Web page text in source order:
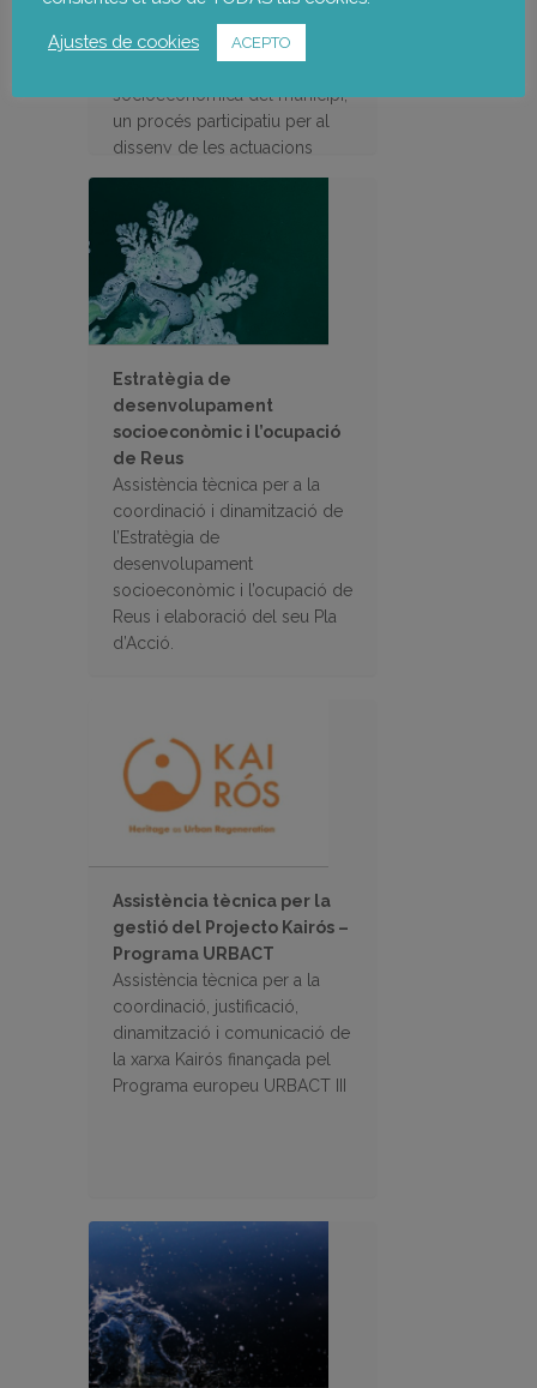
Besòs mitjançant la realització
socioeconòmica del municipi,
un procés participatiu per al
disseny de les actuacions
encaminades a la reactivació
econòmica
Estratègia de
desenvolupament
socioeconòmic i l’ocupació
de Reus
Assistència tècnica per a la
coordinació i dinamització de
l’Estratègia de
desenvolupament
socioeconòmic i l’ocupació de
Reus i elaboració del seu Pla
d’Acció.
Assistència tècnica per la
gestió del Projecto Kairós –
Programa URBACT
Assistència tècnica per a la
coordinació, justificació,
dinamització i comunicació de
la xarxa Kairós finançada pel
Programa europeu URBACT III
Ajustes de cookies ACEPTO